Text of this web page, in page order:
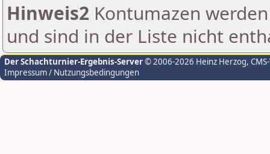
Hinweis2 Kontumazen
und sind in der Liste nicht
Der Schachturnier-Ergebnis-Server© 2006-2026 Heinz Herzog,
Impressum / Nutzungsbedingungen